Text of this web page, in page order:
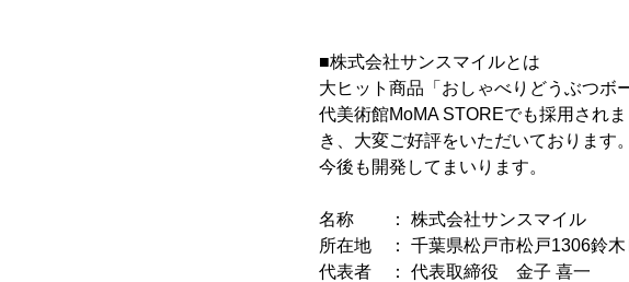
■株式会社サンスマイルとは
大ヒット商品「おしゃべりどうぶつボ
代美術館MoMA STOREでも採用され
き、大変ご好評をいただいております
今後も開発してまいります。
名称 ： 株式会社サンスマイル
所在地 ： 千葉県松戸市松戸1306鈴木
代表者 ： 代表取締役 金子 喜一